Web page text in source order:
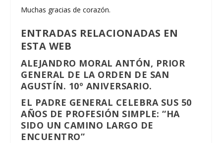
Muchas gracias de corazón.
ENTRADAS RELACIONADAS EN
ESTA WEB
ALEJANDRO MORAL ANTÓN, PRIOR
GENERAL DE LA ORDEN DE SAN
AGUSTÍN. 10º ANIVERSARIO.
EL PADRE GENERAL CELEBRA SUS 50
AÑOS DE PROFESIÓN SIMPLE: “HA
SIDO UN CAMINO LARGO DE
ENCUENTRO”